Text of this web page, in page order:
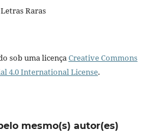
Raras
sob uma licençaCreative Commons
4.0 International License.
mesmo(s) autor(es)